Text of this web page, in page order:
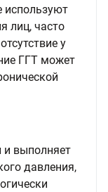
используют
лиц, часто
у
ГГТ может
и выполняет
давления,